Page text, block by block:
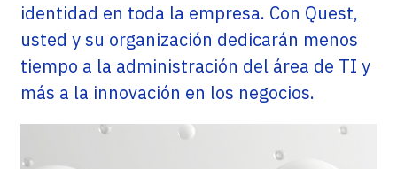
identidad en toda la empresa. Con Quest,
usted y su organización dedicarán menos
tiempo a la administración del área de TI y
más a la innovación en los negocios.